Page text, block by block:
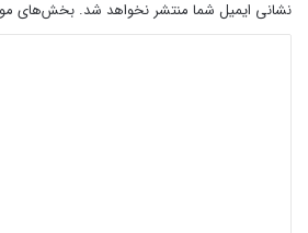
نشانی ایمیل شما منتشر نخواهد شد. بخش‌های